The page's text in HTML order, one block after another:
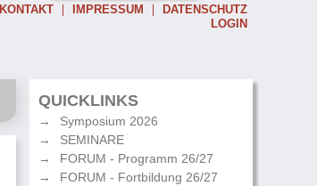
KONTAKT IMPRESSUM
DATENSCHUTZ
LOGIN
Password:
Eingeloggt bleiben
Passwort vergessen
QUICKLINKS
Symposium 2026
SEMINARE
FORUM - Programm 26/27
FORUM - Fortbildung 26/27